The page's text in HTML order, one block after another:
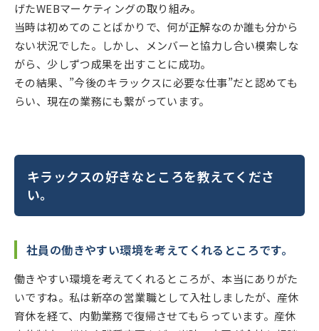
げたWEBマーケティングの取り組み。
当時は初めてのことばかりで、何が正解なのか誰も分から
ない状況でした。しかし、メンバーと協力し合い模索しな
がら、少しずつ成果を出すことに成功。
その結果、”今後のキラックスに必要な仕事”だと認めても
らい、現在の業務にも繋がっています。
キラックスの好きなところを教えてくださ
い。
社員の働きやすい環境を考えてくれるところです。
働きやすい環境を考えてくれるところが、本当にありがた
いですね。私は新卒の営業職として入社しましたが、産休
育休を経て、内勤業務で復帰させてもらっています。産休